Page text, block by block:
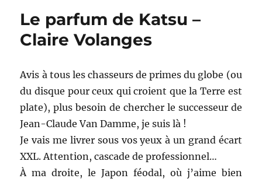
Le parfum de Katsu –
Claire Volanges
Avis à tous les chasseurs de primes du globe (ou
du disque pour ceux qui croient que la Terre est
plate), plus besoin de chercher le successeur de
Jean-Claude Van Damme, je suis là !
Je vais me livrer sous vos yeux à un grand écart
XXL. Attention, cascade de professionnel…
À ma droite, le Japon féodal, où j’aime bien